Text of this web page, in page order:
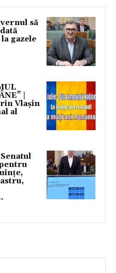
să
gazele
|
Vlașin
al